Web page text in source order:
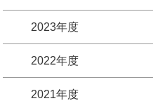
2023年度
2022年度
2021年度